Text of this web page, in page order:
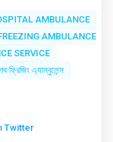
AMBULANCE
AMBULANCE
SERVICE
ফ্রিজিং এ্যাম্বুলেন্স
Twitter